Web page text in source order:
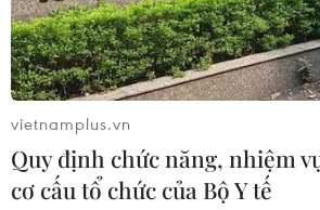
TIN CÙNG CHUYÊN MỤC
Quy định chức năng, nhiệm vụ,
quyền hạn và cơ cấu tổ chức của Bộ
vietnamplus.vn
Quy định chức năng, nhiệm
cơ cấu tổ chức của Bộ Y tế